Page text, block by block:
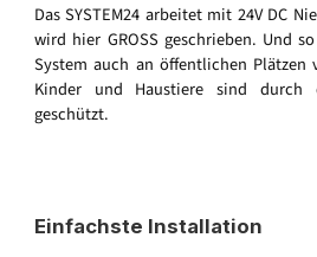
Das SYSTEM24 arbeitet mit 24V DC
wird hier GROSS geschrieben. Und
System auch an öffentlichen Plätzen
Kinder und Haustiere sind durch
geschützt.
Einfachste Installation